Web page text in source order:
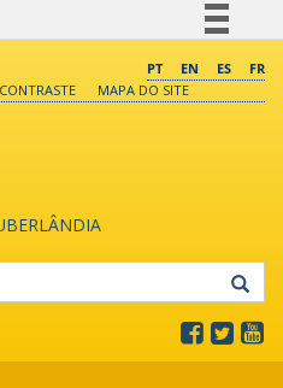
Comunica BR
PT EN ES
FR
MAPA DO SITE